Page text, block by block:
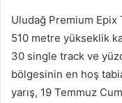
Uludağ Premium
510 metre yükseklik
30 single track ve
bölgesinin en hoş
yarış, 19 Temmuz